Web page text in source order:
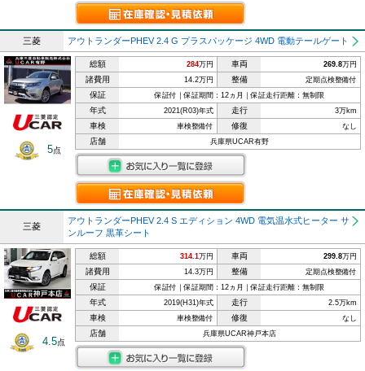
三菱 アウトランダーPHEV 2.4 G プラスパッケージ 4WD 電動テールゲート
5点
総額 284万円 車両 269.8万円
諸費用 14.2万円 整備 定期点検整備付
保証 保証付｜保証期間：12ヵ月｜保証走行距離：無制限
年式 2021(R03)年式 走行 3万km
車検 車検整備付 修復 なし
店舗 兵庫県UCAR有野
三菱
アウトランダーPHEV 2.4 S エディション 4WD 電気温水式ヒーター サ
ンルーフ 黒革シート
4.5点
総額 314.1万円 車両 299.8万円
諸費用 14.3万円 整備 定期点検整備付
保証 保証付｜保証期間：12ヵ月｜保証走行距離：無制限
年式 2019(H31)年式 走行 2.5万km
車検 車検整備付 修復 なし
店舗 兵庫県UCAR神戸本店